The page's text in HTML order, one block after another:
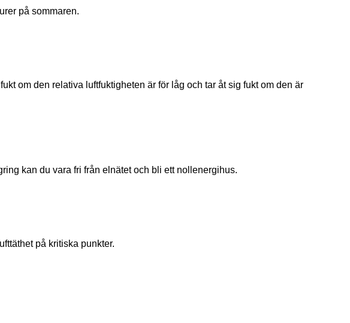
på sommaren.
om den relativa luftfuktigheten är för låg och tar åt sig fukt om den är
kan du vara fri från elnätet och bli ett nollenergihus.
på kritiska punkter.